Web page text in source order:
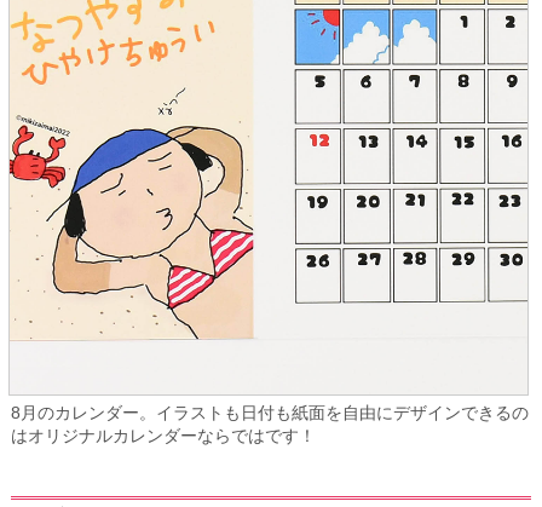
8月のカレンダー。イラストも日付も紙面を自由にデザインできるの
はオリジナルカレンダーならではです！